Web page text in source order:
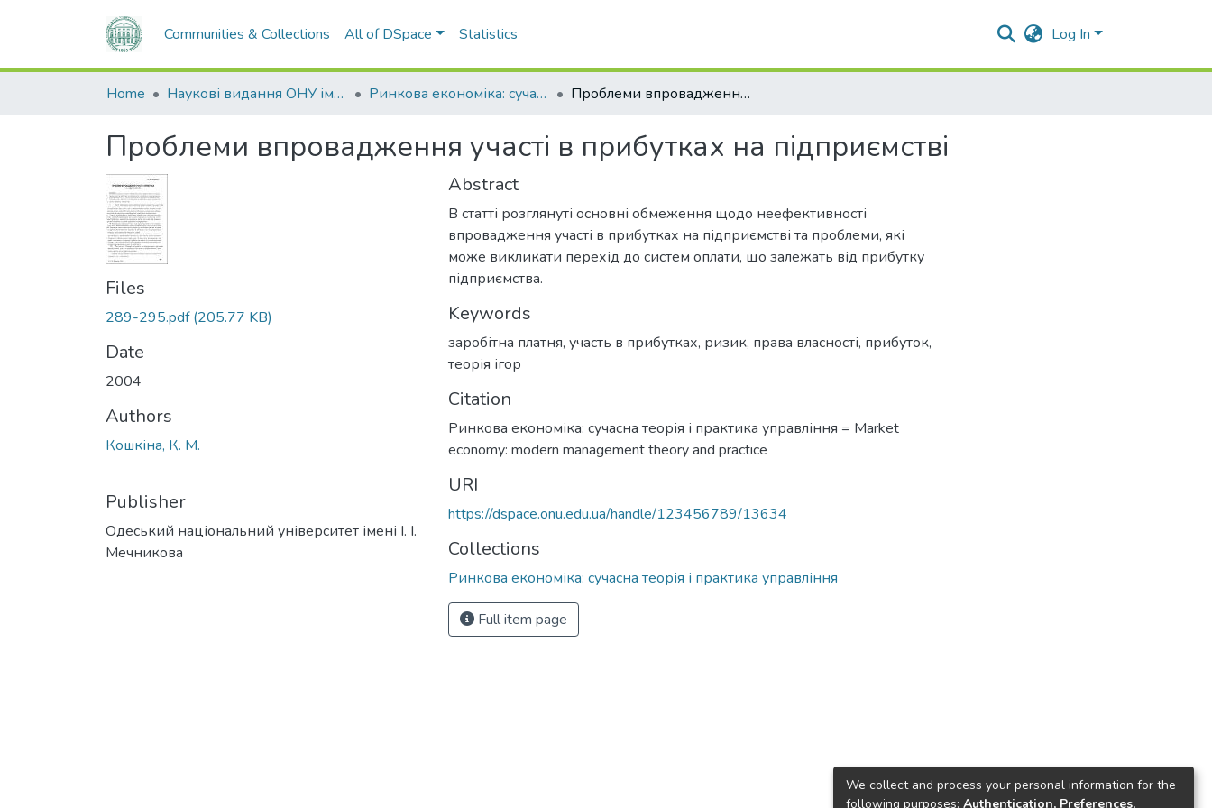
Communities & Collections All of DSpace Statistics Log In
Home Наукові видання ОНУ імені І. І. Мечникова Ринкова економіка: сучасна теорія і практика управління Проблеми впровадження участі в прибутках на підприємстві
Проблеми впровадження участі в прибутках на підприємстві
Files
289-295.pdf(205.77 KB)
Date
2004
Authors
Кошкіна, К. М.
Publisher
Одеський національний університет імені І. І.
Мечникова
Abstract
В статті розглянуті основні обмеження щодо неефективності
впровадження участі в прибутках на підприємстві та проблеми, які
може викликати перехід до систем оплати, що залежать від прибутку
підприємства.
Keywords
заробітна платня, участь в прибутках, ризик, права власності, прибуток,
теорія ігор
Citation
Ринкова економіка: сучасна теорія і практика управління = Market
economy: modern management theory and practice
URI
https://dspace.onu.edu.ua/handle/123456789/13634
Collections
Ринкова економіка: сучасна теорія і практика управління
Full item page
We collect and process your personal information for the
following purposes: Authentication, Preferences,